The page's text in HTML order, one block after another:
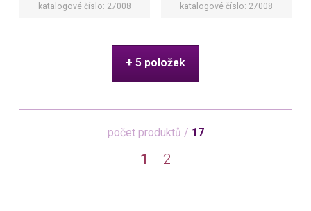
katalogové číslo: 27008 katalogové číslo: 27008
+ 5 položek
počet produktů / 17
1 2